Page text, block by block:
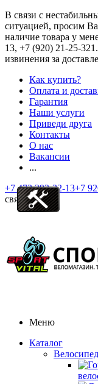
В связи с
ситуацией, просим
наличие товара у
13, +7 (920) 21-25-321
извинения за
Как купить?
Оплата и
Гарантия
Наши услуги
Приведи друга
Контакты
О нас
Вакансии
...
+7 473 292-32-13+7
связь
Меню
Каталог